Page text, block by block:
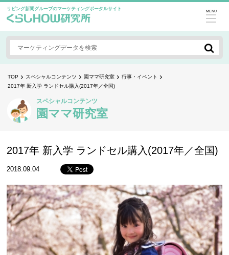
リビング新聞グループのマーケティングポータルサイト MENU
TOP スペシャルコンテンツ 園ママ研究室
行事・イベント
2017年 新入学 ランドセル購入(2017年／全国)
スペシャルコンテンツ
園ママ研究室
2017年 新入学 ランドセル購入(2017年／全国)
2018.09.04